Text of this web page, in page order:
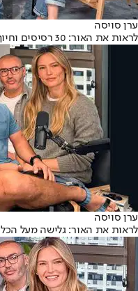
ערן סויסה
לראות את האור: 30 רסיסים וחיוך
ערן סויסה
לראות את האור: גלישה מעל הכל